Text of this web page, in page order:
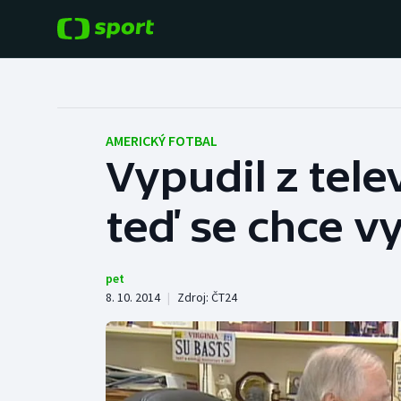
Hokej
Tenis
Cyklistika
Baseball a softbal
Basketbal
Boby a skeleton
Box
AMERICKÝ FOTBAL
Vypudil z
teď se chce
pet
8. 10. 2014 | Zdroj: ČT24